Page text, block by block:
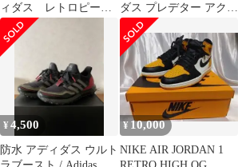
ィダス レトロピー
天然レザー オフホワ
イト
ダス プレデター アクセ
レレーター TR ジダン
¥4,500
防水 アディダス ウルト
¥ 10,000
NIKE AIR JORDAN 1